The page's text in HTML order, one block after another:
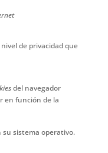
de privacidad que
del navegador
en función de la
sistema operativo.